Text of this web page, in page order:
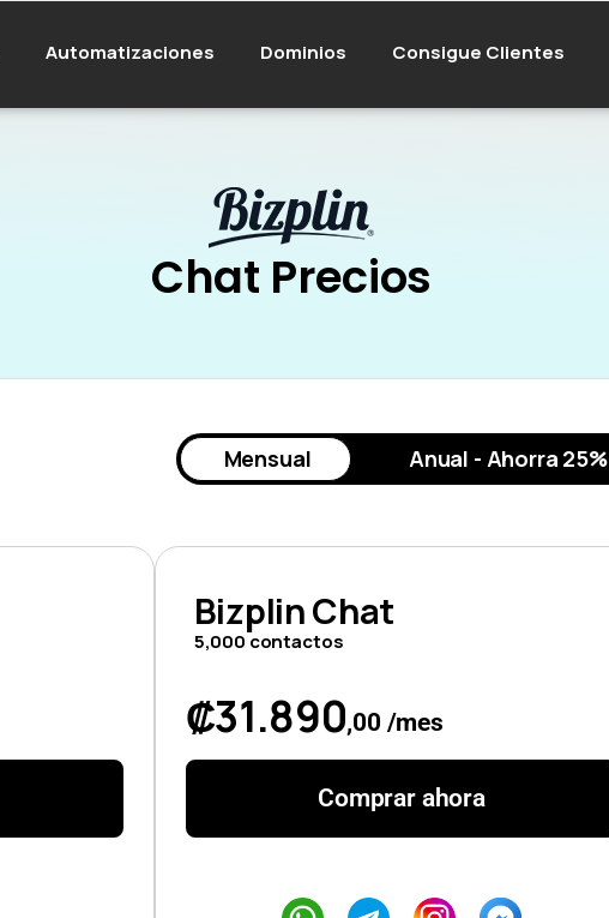
Automatizaciones Dominios Consigue Clientes
Chat Precios
Mensual Anual - Ahorra 25%
Bizplin Chat
5,000 contactos
₡31.890,00 /mes
Comprar ahora